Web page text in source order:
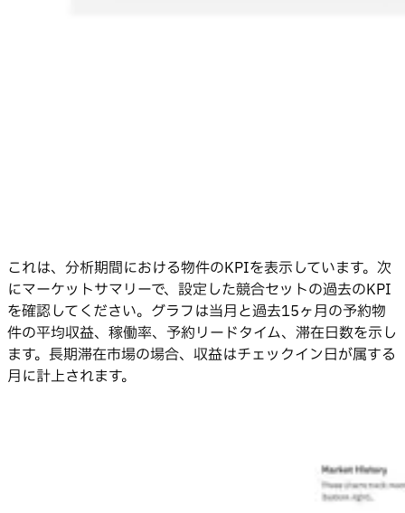
これは、分析期間における物件のKPIを表示しています。次
にマーケットサマリーで、設定した競合セットの過去のKPI
を確認してください。グラフは当月と過去15ヶ月の予約物
件の平均収益、稼働率、予約リードタイム、滞在日数を示し
ます。長期滞在市場の場合、収益はチェックイン日が属する
月に計上されます。